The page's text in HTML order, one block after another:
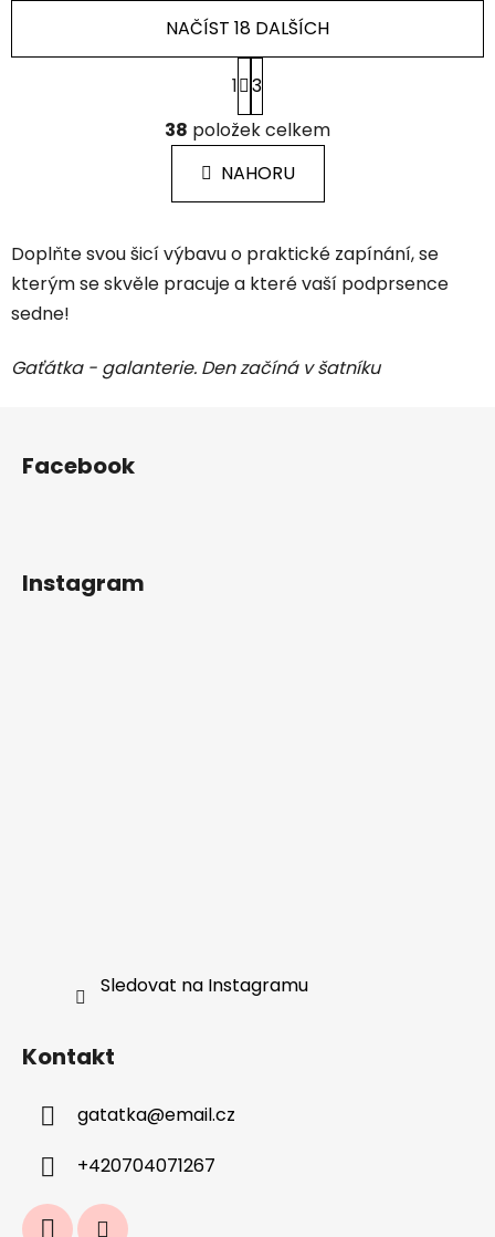
O
v
l
á
d
c
í
k
NAČÍST 18 DALŠÍCH
S
t
r
á
n
k
n
í
1
3
38 položek celkem
NAHORU
Doplňte svou šicí výbavu o praktické zapínání, se
kterým se skvěle pracuje a které vaší podprsence
sedne!
Gaťátka - galanterie. Den začíná v šatníku
Facebook
Instagram
Sledovat na Instagramu
Kontakt
gatatka@email.cz
+420704071267